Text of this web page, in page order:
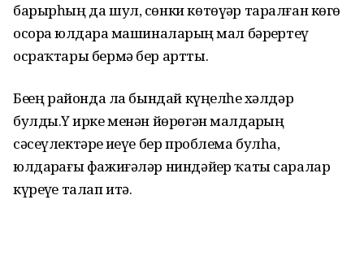
барырһың да шул, сөнки көтөүҙәр таралған көҙгө
осорҙа юлдарҙа машиналарҙың мал бәрҙертеү
осраҡтары бермә бер артты.
Беҙҙең районда ла бындай күңелһеҙ хәлдәр
булды.Үҙ ирке менән йөрөгән малдарҙың
сәсеүлектәрҙе иҙеүе бер проблема булһа,
юлдарҙағы фажиғәләр ниндәйҙер ҡаты саралар
күреүҙе талап итә.